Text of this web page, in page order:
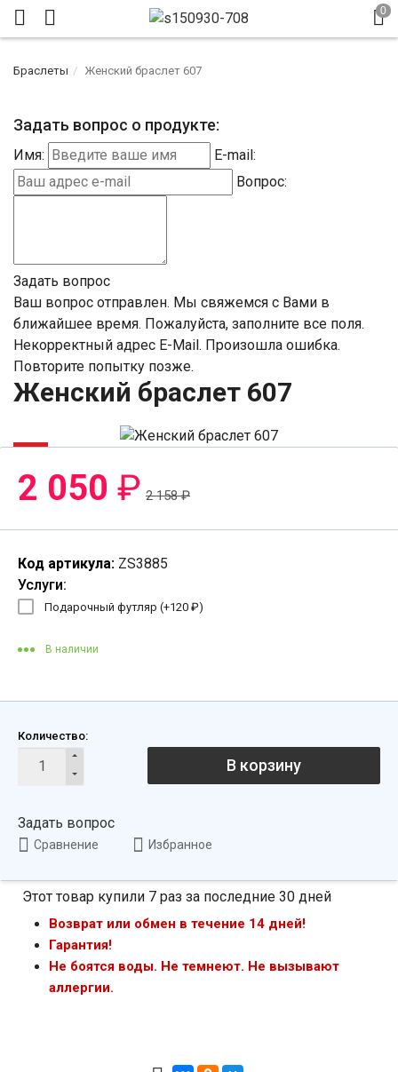
Браслеты Женский браслет 607
Задать вопрос о продукте:
Имя:
E-mail:
Вопрос:
Задать вопрос
Ваш вопрос отправлен. Мы свяжемся с Вами в
ближайшее время. Пожалуйста, заполните все поля.
Некорректный адрес E-Mail. Произошла ошибка.
Повторите попытку позже.
Женский браслет 607
-6%
2 050 ₽ 2 158₽
Код артикула: ZS3885
Услуги:
Подарочный футляр (+120 ₽)
В наличии
Количество:
В корзину
Задать вопрос
Сравнение Избранное
Этот товар купили 7 раз за последние 30 дней
Возврат или обмен в течение 14 дней!
Гарантия!
Не боятся воды. Не темнеют. Не вызывают
аллергии.